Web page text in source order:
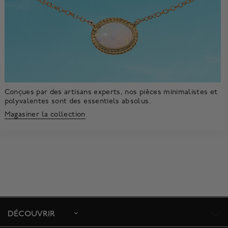
Conçues par des artisans experts, nos pièces minimalistes et
polyvalentes sont des essentiels absolus.
Magasiner la collection
DÉCOUVRIR